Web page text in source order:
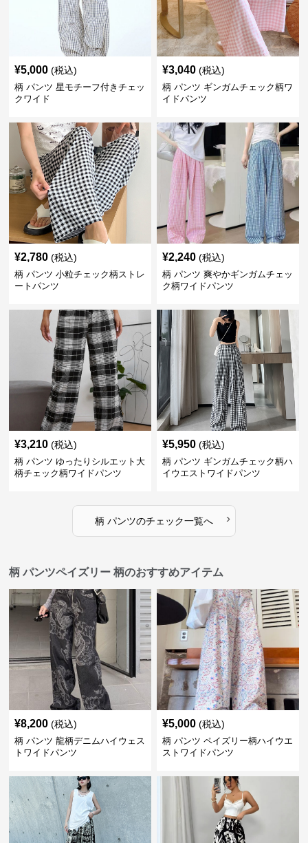
¥5,000 (税込)
柄 パンツ 星モチーフ付きチェッ
クワイド
¥3,040 (税込)
柄 パンツ ギンガムチェック柄ワ
イドパンツ
¥2,780 (税込)
柄 パンツ 小粒チェック柄ストレ
ートパンツ
¥2,240 (税込)
柄 パンツ 爽やかギンガムチェッ
ク柄ワイドパンツ
¥3,210 (税込)
柄 パンツ ゆったりシルエット大
柄チェック柄ワイドパンツ
¥5,950 (税込)
柄 パンツ ギンガムチェック柄ハ
イウエストワイドパンツ
柄 パンツのチェック一覧へ ›
柄 パンツペイズリー 柄のおすすめアイテム
¥8,200 (税込)
柄 パンツ 龍柄デニムハイウェス
トワイドパンツ
¥5,000 (税込)
柄 パンツ ペイズリー柄ハイウエ
ストワイドパンツ